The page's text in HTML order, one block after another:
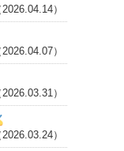
2026.04.14）
2026.04.07）
2026.03.31）
2026.03.24）